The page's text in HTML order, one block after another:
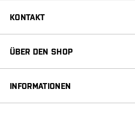
KONTAKT
ÜBER DEN SHOP
INFORMATIONEN